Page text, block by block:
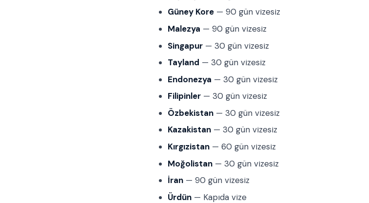
Güney Kore — 90 gün vizesiz
Malezya — 90 gün vizesiz
Singapur — 30 gün vizesiz
Tayland — 30 gün vizesiz
Endonezya — 30 gün vizesiz
Filipinler — 30 gün vizesiz
Özbekistan — 30 gün vizesiz
Kazakistan — 30 gün vizesiz
Kırgızistan — 60 gün vizesiz
Moğolistan — 30 gün vizesiz
İran — 90 gün vizesiz
Ürdün — Kapıda vize